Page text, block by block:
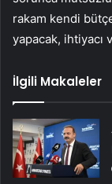
rakam kendi
yapacak, ihtiyacı
İlgili Makaleler